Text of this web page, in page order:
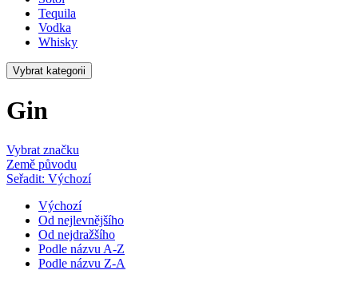
Tequila
Vodka
Whisky
Vybrat kategorii
Gin
Vybrat značku
Země původu
Seřadit: Výchozí
Výchozí
Od nejlevnějšího
Od nejdražšího
Podle názvu A-Z
Podle názvu Z-A